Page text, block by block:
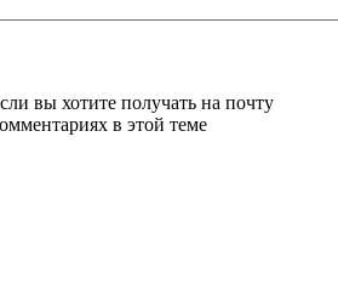
вы хотите получать на почту
в этой теме